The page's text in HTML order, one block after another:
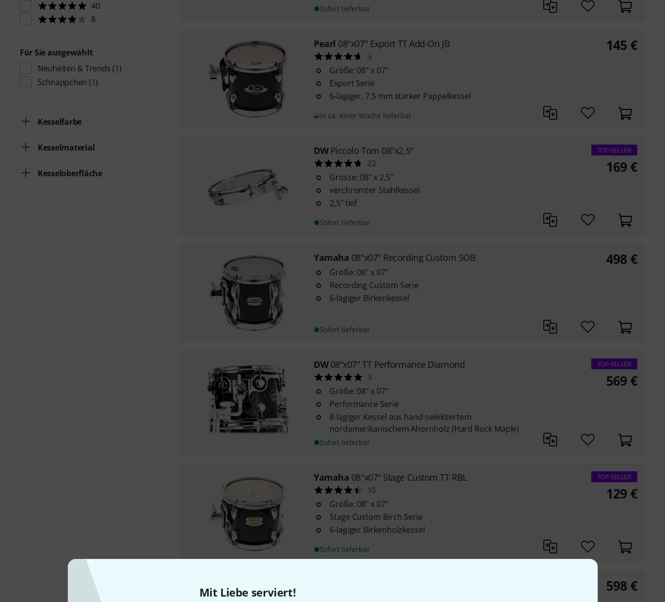
Mit Liebe serviert!
40
8
Für Sie ausgewählt
Neuheiten & Trends (1)
Schnäppchen (1)
Kesselfarbe
Kesselmaterial
Kesseloberfläche
Sofort lieferbar
Pearl 08"x07" Export TT Add-On JB
3
Größe: 08" x 07"
Export Serie
6-lagiger, 7,5 mm starker Pappelkessel
In ca. einer Woche lieferbar
145 €
DW Piccolo Tom 08"x2,5"
23
Grösse: 08" x 2,5"
verchromter Stahlkessel
2,5" tief
Sofort lieferbar
TOP-SELLER
169 €
Yamaha 08"x07" Recording Custom SOB
Größe: 08" x 07"
Recording Custom Serie
6-lagiger Birkenkessel
Sofort lieferbar
498 €
DW 08"x07" TT Performance Diamond
3
Größe: 08" x 07"
Performance Serie
8-lagiger Kessel aus hand-selektiertem
nordamerikanischem Ahornholz (Hard Rock Maple)
Sofort lieferbar
TOP-SELLER
569 €
Yamaha 08"x07" Stage Custom TT RBL
15
Größe: 08" x 07"
Stage Custom Birch Serie
6-lagiger Birkenholzkessel
Sofort lieferbar
TOP-SELLER
129 €
598 €